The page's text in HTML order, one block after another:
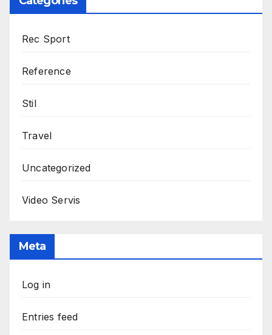
Rec Sport
Reference
Stil
Travel
Uncategorized
Video Servis
Meta
Log in
Entries feed